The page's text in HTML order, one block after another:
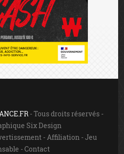
- Tous droits réservés -
Six Design
-Affiliation-Jeu
-Contact